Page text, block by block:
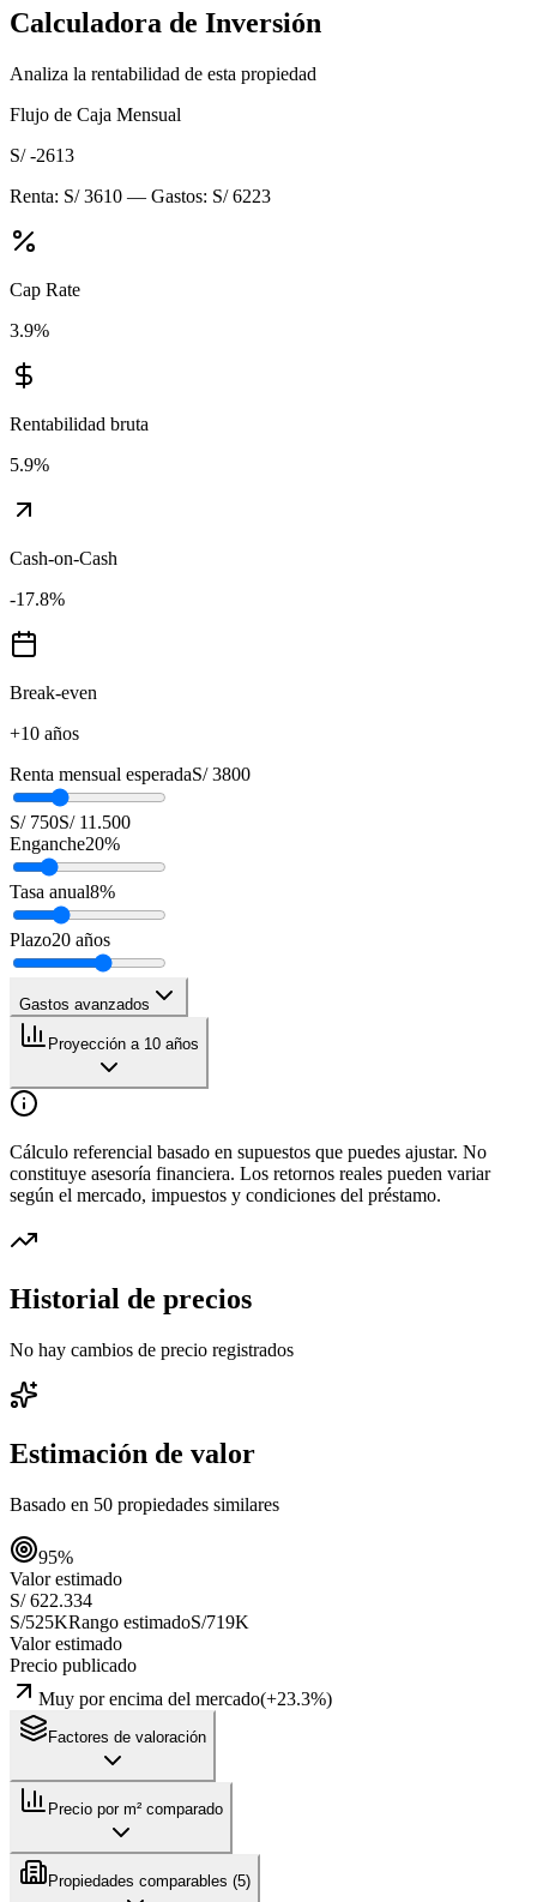
Calculadora de Inversión
Analiza la rentabilidad de esta propiedad
Flujo de Caja Mensual
S/ -2613
Renta: S/ 3610 — Gastos: S/ 6223
Cap Rate
3.9%
Rentabilidad bruta
5.9%
Cash-on-Cash
-17.8%
Break-even
+10 años
Renta mensual esperadaS/ 3800
S/ 750S/ 11.500
Enganche20%
Tasa anual8%
Plazo20 años
Gastos avanzados
Proyección a 10 años
Cálculo referencial basado en supuestos que puedes ajustar. No
constituye asesoría financiera. Los retornos reales pueden variar
según el mercado, impuestos y condiciones del préstamo.
Historial de precios
No hay cambios de precio registrados
Estimación de valor
Basado en 50 propiedades similares
95%
Valor estimado
S/ 622.334
S/525KRango estimadoS/719K
Valor estimado
Precio publicado
Muy por encima del mercado(+23.3%)
Factores de valoración
Precio por m² comparado
Propiedades comparables (5)